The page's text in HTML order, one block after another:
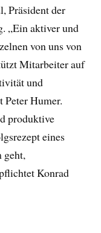
Präsident der
„Ein aktiver und
von uns von
Mitarbeiter auf
und
Peter Humer.
produktive
eines
geht,
Konrad